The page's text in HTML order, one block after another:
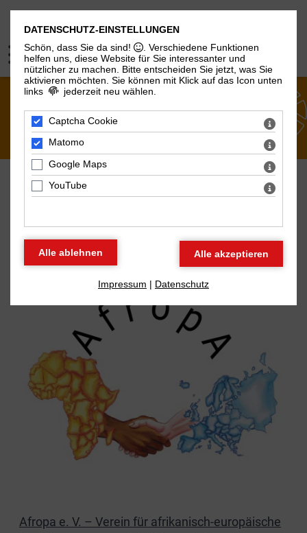
ÜBER UNS
AFROPA E.V.
Afropa e. V. – Verein für afrikanisch-europäische
DATENSCHUTZ-EINSTELLUNGEN
Schön, dass Sie da sind!
. Verschiedene Funktionen
helfen uns, diese Website für Sie interessanter und
nützlicher zu machen.
Bitte entscheiden Sie jetzt, was Sie
aktivieren möchten. Sie können mit Klick auf das Icon unten
links
jederzeit neu wählen.
Captcha Cookie
Matomo
Google Maps
YouTube
Impressum | Datenschutz